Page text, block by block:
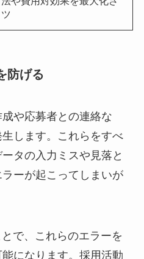
防げる
や応募者との連絡な
します。これらをすべ
タの入力ミスや見落と
ーが起こってしまいが
で、これらのエラーを
になります。採用活動